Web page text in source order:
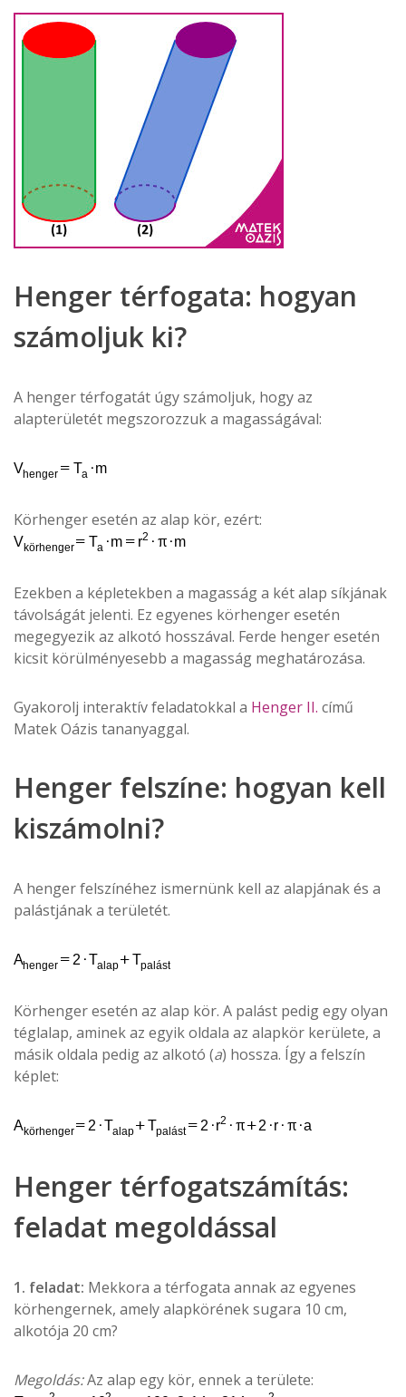
Henger térfogata: hogyan
számoljuk ki?
A henger térfogatát úgy számoljuk, hogy az
alapterületét megszorozzuk a magasságával:
Körhenger esetén az alap kör, ezért:
Ezekben a képletekben a magasság a két alap síkjának
távolságát jelenti. Ez egyenes körhenger esetén
megegyezik az alkotó hosszával. Ferde henger esetén
kicsit körülményesebb a magasság meghatározása.
Gyakorolj interaktív feladatokkal a Henger II. című
Matek Oázis tananyaggal.
Henger felszíne: hogyan kell
kiszámolni?
A henger felszínéhez ismernünk kell az alapjának és a
palástjának a területét.
Körhenger esetén az alap kör. A palást pedig egy olyan
téglalap, aminek az egyik oldala az alapkör kerülete, a
másik oldala pedig az alkotó (a) hossza. Így a felszín
képlet:
Henger térfogatszámítás:
feladat megoldással
1. feladat: Mekkora a térfogata annak az egyenes
körhengernek, amely alapkörének sugara 10 cm,
alkotója 20 cm?
Megoldás:Az alap egy kör, ennek a területe: